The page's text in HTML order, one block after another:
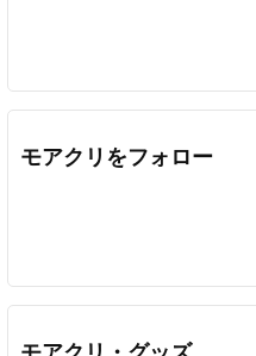
モアクリをフォロー